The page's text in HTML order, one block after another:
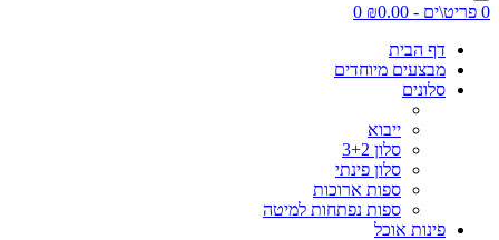
0 פריט\ים - ₪0.00
0
דף הבית
מבצעים מיוחדים
סלונים
ייבוא
סלון 3+2
סלון פינתי
ספות ארוכות
ספות נפתחות למיטה
פינות אוכל